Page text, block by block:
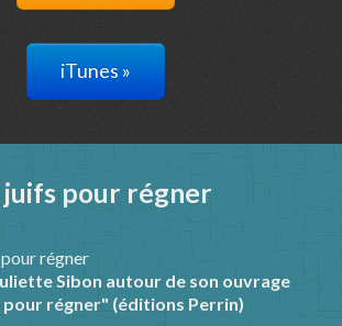
iTunes »
juifs pour régner
Sibon autour de son ouvrage
pour régner" (éditions Perrin)